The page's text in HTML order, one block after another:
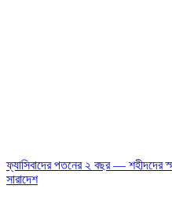
ফ্যাসিবাদের পতনের ২ বছর — শহীদদের
সারাদেশ